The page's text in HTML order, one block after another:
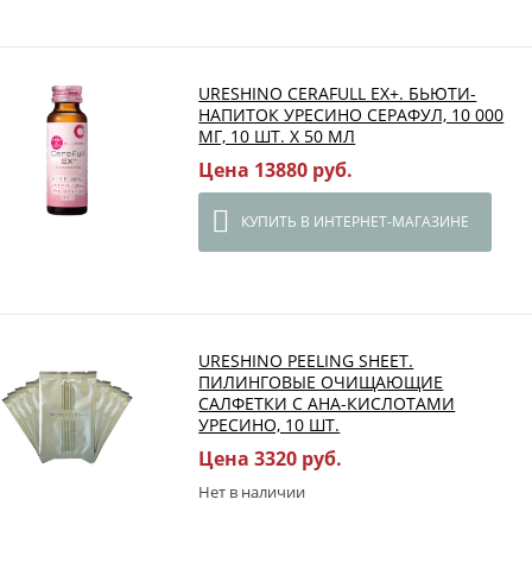
URESHINO CERAFULL EX+. БЬЮТИ-
НАПИТОК УРЕСИНО CЕРАФУЛ, 10 000
МГ, 10 ШТ. Х 50 МЛ
Цена 13880 руб.
КУПИТЬ В ИНТЕРНЕТ-МАГАЗИНЕ
URESHINO PEELING SHEET.
ПИЛИНГОВЫЕ ОЧИЩАЮЩИЕ
САЛФЕТКИ С AHA-КИСЛОТАМИ
УРЕСИНО, 10 ШТ.
Цена 3320 руб.
Нет в наличии